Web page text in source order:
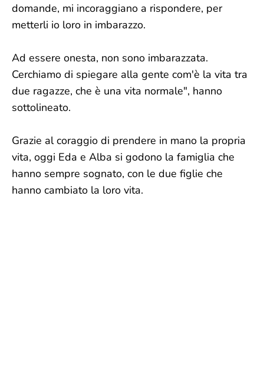
domande, mi incoraggiano a rispondere, per
metterli io loro in imbarazzo.
Ad essere onesta, non sono imbarazzata.
Cerchiamo di spiegare alla gente com'è la vita tra
due ragazze, che è una vita normale", hanno
sottolineato.
Grazie al coraggio di prendere in mano la propria
vita, oggi Eda e Alba si godono la famiglia che
hanno sempre sognato, con le due figlie che
hanno cambiato la loro vita.